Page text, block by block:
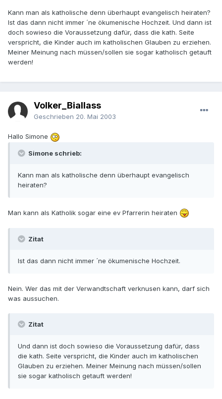
Kann man als katholische denn überhaupt evangelisch heiraten?
Ist das dann nicht immer ´ne ökumenische Hochzeit. Und dann ist
doch sowieso die Voraussetzung dafür, dass die kath. Seite
verspricht, die Kinder auch im katholischen Glauben zu erziehen.
Meiner Meinung nach müssen/sollen sie sogar katholisch getauft
werden!
Volker_Biallass
Geschrieben 20. Mai 2003
Hallo Simone
Simone schrieb:
Kann man als katholische denn überhaupt evangelisch
heiraten?
Man kann als Katholik sogar eine ev Pfarrerin heiraten
Zitat
Ist das dann nicht immer ´ne ökumenische Hochzeit.
Nein. Wer das mit der Verwandtschaft verknusen kann, darf sich
was aussuchen.
Zitat
Und dann ist doch sowieso die Voraussetzung dafür, dass
die kath. Seite verspricht, die Kinder auch im katholischen
Glauben zu erziehen. Meiner Meinung nach müssen/sollen
sie sogar katholisch getauft werden!